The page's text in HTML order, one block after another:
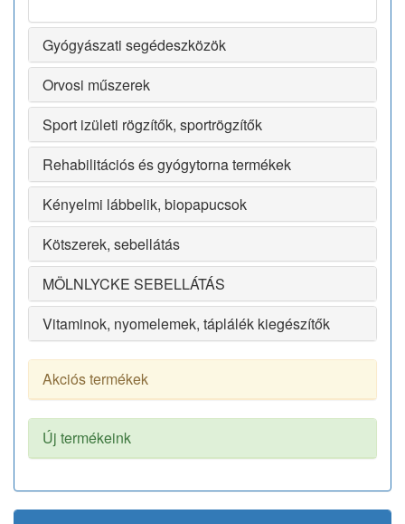
Gyógyászati segédeszközök
Orvosi műszerek
Sport izületi rögzítők, sportrögzítők
Rehabilitációs és gyógytorna termékek
Kényelmi lábbelik, biopapucsok
Kötszerek, sebellátás
MÖLNLYCKE SEBELLÁTÁS
Vitaminok, nyomelemek, táplálék kiegészítők
Akciós termékek
Új termékeink